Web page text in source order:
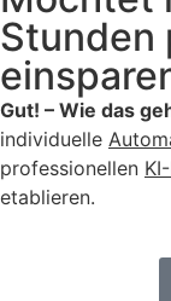
Stunden
Gut! – Wie das
individuelle
professionellen
etablieren.